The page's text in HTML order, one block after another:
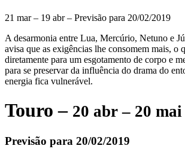
21 mar – 19 abr – Previsão para 20/02/2019
A desarmonia entre Lua, Mercúrio, Netuno e
avisa que as exigências lhe consomem mais, o
diretamente para um esgotamento de corpo e
para se preservar da influência do drama do
energia fica vulnerável.
Touro – 20 abr – 20 mai
Previsão para 20/02/2019